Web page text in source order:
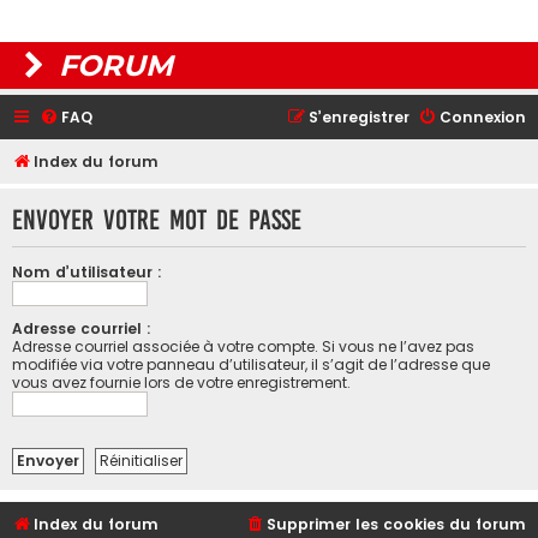
FORUM
FAQ Connexion
S’enregistrer
Index du forum
Envoyer votre mot de passe
Nom d’utilisateur :
Adresse courriel :
Adresse courriel associée à votre compte. Si vous ne l’avez pas
modifiée via votre panneau d’utilisateur, il s’agit de l’adresse que
vous avez fournie lors de votre enregistrement.
Index du forum Supprimer les cookies du forum